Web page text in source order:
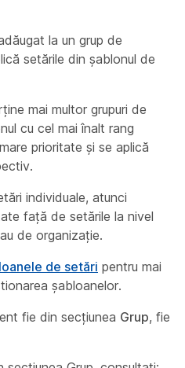
la un grup de
setările din șablonul de
mai multor grupuri de
cu cel mai înalt rang
prioritate și se aplică
individuale, atunci
față de setările la nivel
de organizație.
de setări pentru mai
șabloanelor.
fie din secțiunea Grup, fie